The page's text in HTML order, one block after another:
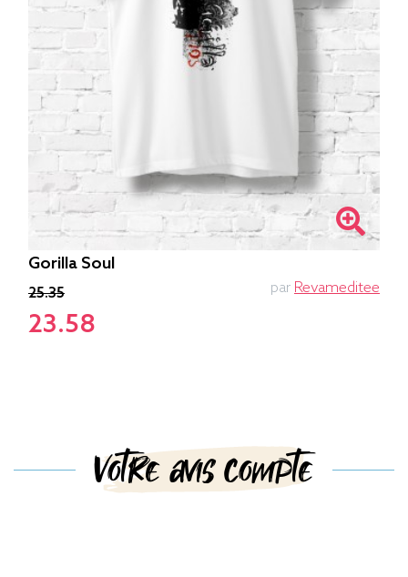
Gorilla Soul
25.35
23.58
par Revameditee
Votre avis compte